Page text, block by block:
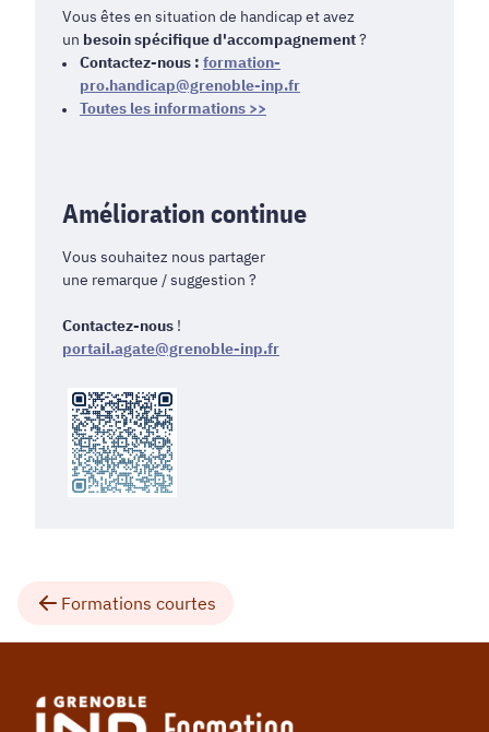
Vous êtes en situation de handicap et avez
un besoin spécifique d'accompagnement?
Contactez-nous : formation-
pro.handicap@grenoble-inp.fr
Toutes les informations >>
Amélioration continue
Vous souhaitez nous partager
une remarque / suggestion ?
Contactez-nous !
portail.agate@grenoble-inp.fr
Formations courtes